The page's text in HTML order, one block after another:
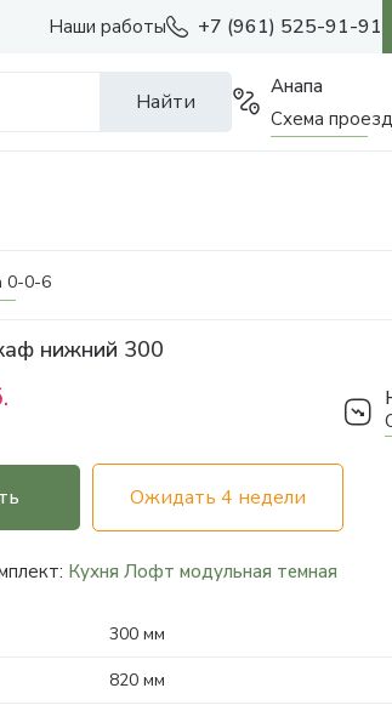
Наши работы +7 (961) 525-91-91
Найти
Анапа
Схема
0-0-6
нижний 300
Ожидать 4 недели
Кухня Лофт модульная темная
300 мм
820 мм